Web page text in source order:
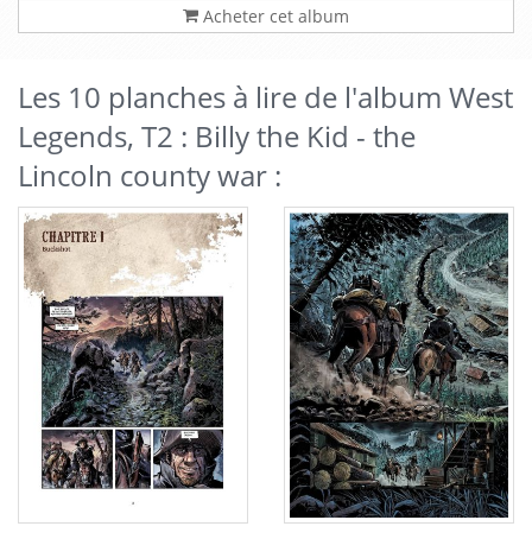
Acheter cet album
Les 10 planches à lire de l'album West
Legends, T2 : Billy the Kid - the
Lincoln county war :